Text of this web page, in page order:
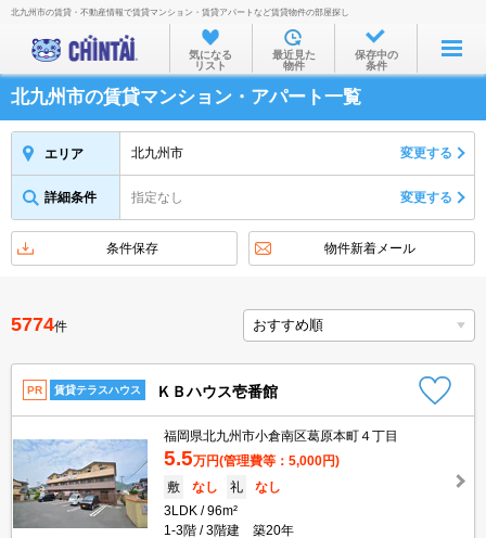
お部屋を探す
沿線・駅から
住所から
物件特集から
不動産会社から
TOP
北九州市の賃貸・不動産情報で賃貸マンション・賃貸アパートなど賃貸物件の部屋探し
気になる
リスト
最近見た
物件
保存中の
条件
北九州市の賃貸マンション・アパート一覧
エリア 北九州市 変更する
詳細条件 指定なし 変更する
条件保存 物件新着メール
5774件
PR 賃貸テラスハウス ＫＢハウス壱番館
福岡県北九州市小倉南区葛原本町４丁目
5.5万円(管理費等：5,000円)
敷
なし 礼
なし
3LDK
96m²
1-3階
3階建 築20年